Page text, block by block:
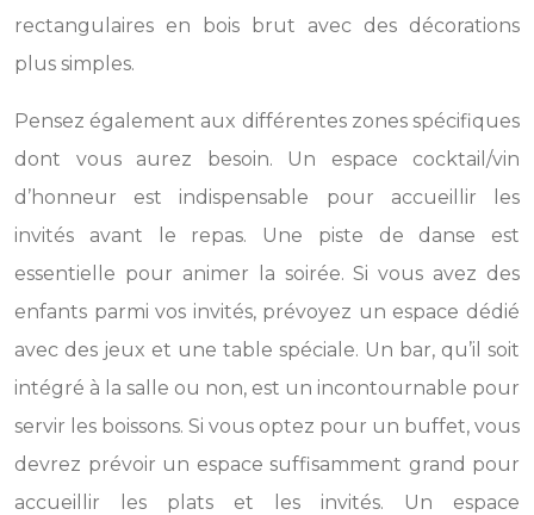
rectangulaires en bois brut avec des décorations
plus simples.
Pensez également aux différentes zones spécifiques
dont vous aurez besoin. Un espace cocktail/vin
d’honneur est indispensable pour accueillir les
invités avant le repas. Une piste de danse est
essentielle pour animer la soirée. Si vous avez des
enfants parmi vos invités, prévoyez un espace dédié
avec des jeux et une table spéciale. Un bar, qu’il soit
intégré à la salle ou non, est un incontournable pour
servir les boissons. Si vous optez pour un buffet, vous
devrez prévoir un espace suffisamment grand pour
accueillir les plats et les invités. Un espace